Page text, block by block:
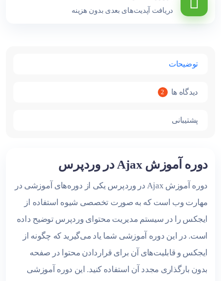
دریافت آپدیت‌های بعدی بدون هزینه
توضیحات
دیدگاه ها 2
پشتیبانی
دوره آموزش Ajax در وردپرس
دوره آموزش Ajax در وردپرس یکی از دوره‌های آموزشی در
مهارت وب است که به صورت تخصصی شیوه استفاده از
ایجکس را در سیستم مدیریت محتوای وردپرس توضیح داده
است. در این دوره آموزشی شما یاد می‌گیرید که چگونه از
ایجکس و قابلیت‌های آن برای قراردادن محتوا در صفحه
بدون بارگذاری مجدد آن استفاده کنید. این دوره آموزشی